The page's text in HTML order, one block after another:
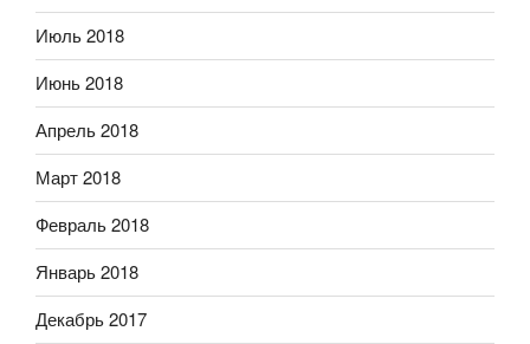
Июль 2018
Июнь 2018
Апрель 2018
Март 2018
Февраль 2018
Январь 2018
Декабрь 2017